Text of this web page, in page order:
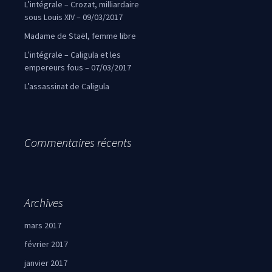
L’intégrale – Crozat, milliardaire
sous Louis XIV – 09/03/2017
Madame de Staël, femme libre
L’intégrale – Caligula et les
empereurs fous – 07/03/2017
L’assassinat de Caligula
Commentaires récents
Archives
mars 2017
février 2017
janvier 2017